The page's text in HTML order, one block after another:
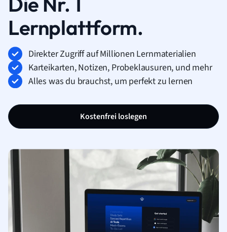
Lernplattform.
Direkter Zugriff auf Millionen Lernmaterialien
Karteikarten, Notizen, Probeklausuren, und mehr
Alles was du brauchst, um perfekt zu lernen
Kostenfrei loslegen